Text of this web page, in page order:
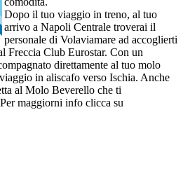
Dopo il tuo viaggio in treno, al tuo
arrivo a Napoli Centrale troverai il
personale di Volaviamare ad accoglierti
Freccia Club Eurostar. Con un
direttamente al tuo molo
in aliscafo verso Ischia. Anche
al Molo Beverello che ti
maggiorni info clicca su